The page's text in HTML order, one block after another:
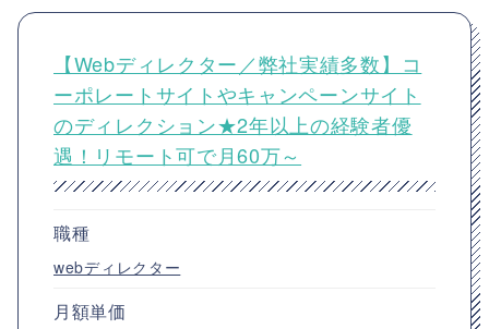
【Webディレクター／弊社実績多数】コ
ーポレートサイトやキャンペーンサイト
のディレクション★2年以上の経験者優
遇！リモート可で月60万～
職種
webディレクター
月額単価